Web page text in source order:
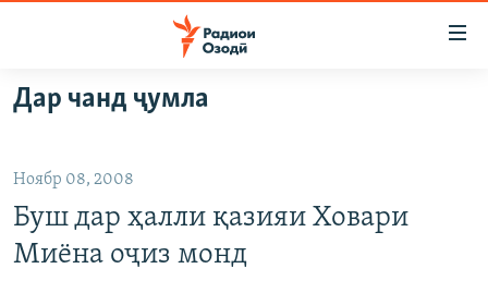
Ҷаҳиш
ба
аслӣ
Ҷаҳиш
ба
феҳристи
ГӮШАҲО
ҶОМЕА
РӮЗГОРИ МУҲОҶИР
САЛОМ, ХОҲАР
Дар чанд ҷумла
Ноябр 08, 2008
Буш дар ҳалли қазияи Ховари
Миёна оҷиз монд